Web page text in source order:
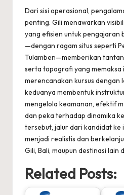
Dari sisi operasional,
penting. Gili menawarkan
yang efisien untuk pengajaran
—dengan ragam situs seperti
Tulamben—memberikan
serta topografi yang memaksa
merencanakan kursus dengan
keduanya membentuk
mengelola keamanan, efektif
dan peka terhadap dinamika
tersebut, jalur dari kandidat ke
menjadi realistis dan
Gili, Bali, maupun destinasi lain
Related Posts: